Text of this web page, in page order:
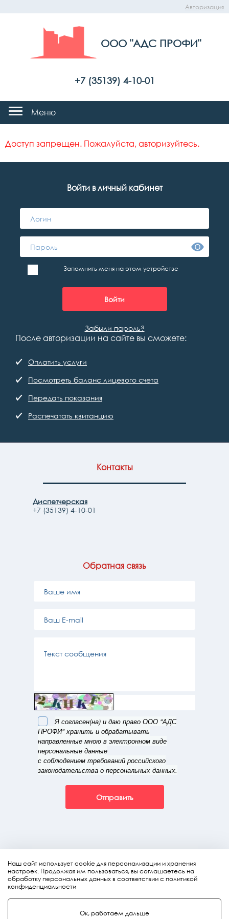
Авторизация
ООО "АДС ПРОФИ"
+7 (35139) 4-10-01
Меню
Доступ запрещен. Пожалуйста, авторизуйтесь.
Войти в личный кабинет
Запомнить меня на этом устройстве
Забыли пароль?
После авторизации на сайте вы сможете:
Оплатить услуги
Посмотреть баланс лицевого счета
Передать показания
Распечатать квитанцию
Контакты
Диспетчерская
+7 (35139) 4-10-01
Обратная связь
Я согласен(на) и даю право ООО "АДС
ПРОФИ" хранить и обрабатывать
направленные мною в электронном виде
персональные данные
с соблюдением требований российского
законодательства о персональных данных.
Отправить
Наш сайт использует cookie для персонализации и хранения
настроек. Продолжая им пользоваться, вы соглашаетесь на
обработку персональных данных в соответствии с политикой
конфиденциальности
Ок, работаем дальше